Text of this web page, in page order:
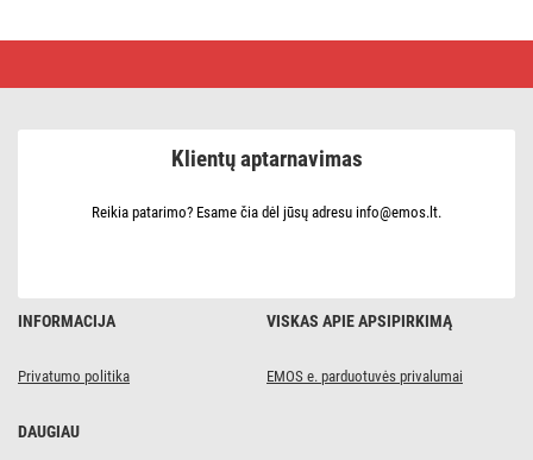
INFORMACIJA
Privatumo politika
VISKAS APIE APSIPIRKIMĄ
EMOS e. parduotuvės privalumai
DAUGIAU
Klientų aptarnavimas
Reikia patarimo? Esame čia dėl jūsų adresu info@emos.lt.